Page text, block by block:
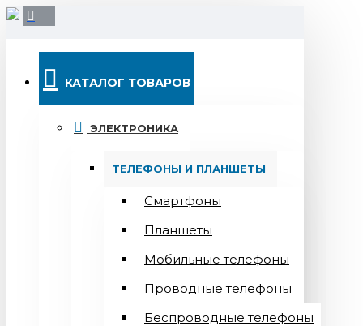
КАТАЛОГ ТОВАРОВ
ЭЛЕКТРОНИКА
ТЕЛЕФОНЫ И ПЛАНШЕТЫ
Смартфоны
Планшеты
Мобильные телефоны
Проводные телефоны
Беспроводные телефоны